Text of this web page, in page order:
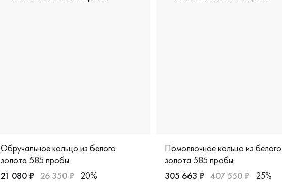
Обручальное кольцо из белого
золота 585 пробы
21 080 ₽ 26 350 ₽ 20%
Помолвочное кольцо из белого
золота 585 пробы
305 663 ₽ 407 550 ₽ 25%